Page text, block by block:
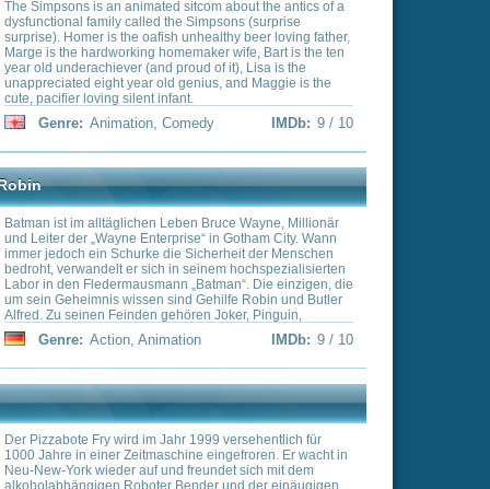
Wayne, Millionär
in Gotham City. Wann
der Menschen
hochspezialisierten
Die einzigen, die
Robin und Butler
Joker, Pinguin,
ist der geistige Vater
Jahre 1939 für DC
Legende in
TV-Serien
„X-Men –
verantwortlich.
der Feder von Alan
Burnett erhielt
Emmy im Bereich
an „Batman &
IMDb: 9 / 10
versehentlich für
eingefroren. Er wacht in
sich mit dem
und der einäugigen
Leela an.
J. Farnsworth,
und Erfinder, der ein
Mitarbeiter sind der
Asiatin Amy Wong
außerirdisches
und unglaublich
Leela als Haustier
ein eitler Idiot von
sein sanfter, kluger
Kif verzweifelt.
IMDb:9 / 10
teenagers, a cynical
else, and a mutant baby
eradicate his parents
household is Peter
right for the family,
that are the stuff of
IMDb: 9 / 10